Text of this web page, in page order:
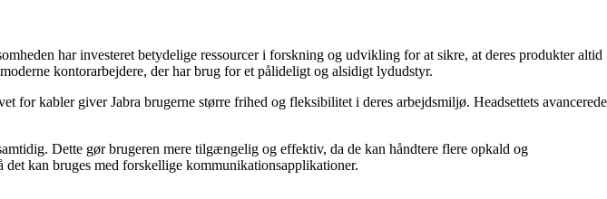
har investeret betydelige ressourcer i forskning og udvikling for at sikre, at deres produkter altid
kontorarbejdere, der har brug for et pålideligt og alsidigt lydudstyr.
for kabler giver Jabra brugerne større frihed og fleksibilitet i deres arbejdsmiljø. Headsettets avancerede
Dette gør brugeren mere tilgængelig og effektiv, da de kan håndtere flere opkald og
kan bruges med forskellige kommunikationsapplikationer.